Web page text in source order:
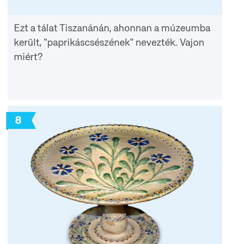
Ezt a tálat Tiszanánán, ahonnan a múzeumba
került, "paprikáscsészének" nevezték. Vajon
miért?
8